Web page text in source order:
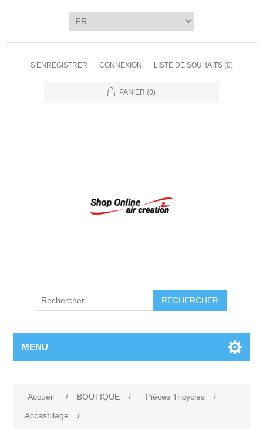
S'ENREGISTRER CONNEXION LISTE DE SOUHAITS (0)
PANIER (0)
RECHERCHER
MENU
Accueil / BOUTIQUE / Pièces Tricycles
/
Accastillage
/